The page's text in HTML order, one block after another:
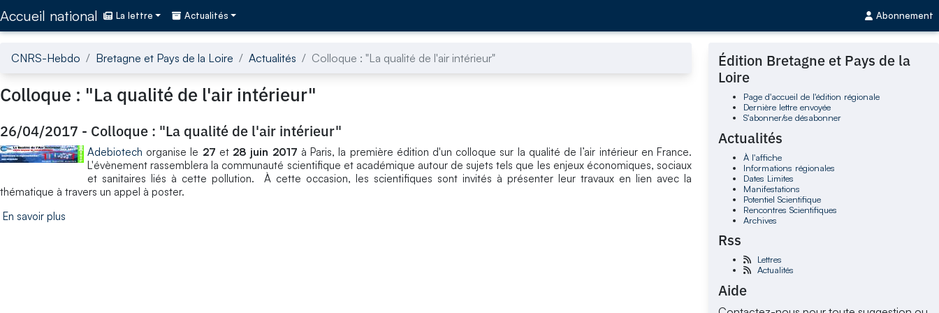
Accueil national La lettre Actualités Abonnement
CNRS-Hebdo Bretagne et Pays de la Loire Actualités Colloque : "La qualité de l'air intérieur"
Colloque : "La qualité de l'air intérieur"
26/04/2017 - Colloque : "La qualité de l'air intérieur"
Adebiotech organise le 27 et 28 juin 2017 à Paris, la première édition d'un colloque sur la qualité de l’air intérieur en France.
L'évènement rassemblera la communauté scientifique et académique autour de sujets tels que les enjeux économiques, sociaux
et sanitaires liés à cette pollution. À cette occasion, les scientifiques sont invités à présenter leur travaux en lien avec la
thématique à travers un appel à poster.
En savoir plus
Édition Bretagne et Pays de la
Loire
Page d'accueil de l'édition régionale
Dernière lettre envoyée
S'abonner/se désabonner
Actualités
À l'affiche
Informations régionales
Dates Limites
Manifestations
Potentiel Scientifique
Rencontres Scientifiques
Archives
Rss
Lettres
Actualités
Aide